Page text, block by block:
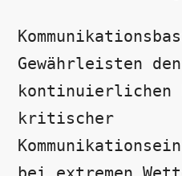
Gewährleisten den
kontinuierlichen
kritischer